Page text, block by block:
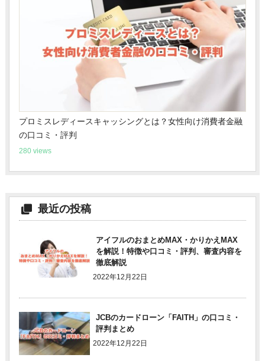
プロミスレディースキャッシングとは？女性向け消費者金融
の口コミ・評判
280 views
最近の投稿
アイフルのおまとめMAX・かりかえMAX
を解説！特徴や口コミ・評判、審査内容を
徹底解説
2022年12月22日
JCBのカードローン「FAITH」の口コミ・
評判まとめ
2022年12月22日